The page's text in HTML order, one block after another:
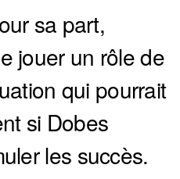
sa part,
jouer un rôle de
qui pourrait
si Dobes
les succès.